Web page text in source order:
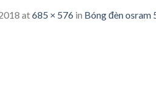
at685 × 576 in Bóng đèn osram